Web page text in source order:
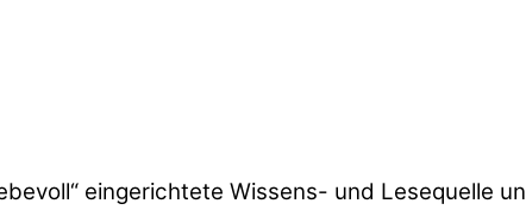
eingerichtete Wissens- und Lesequelle